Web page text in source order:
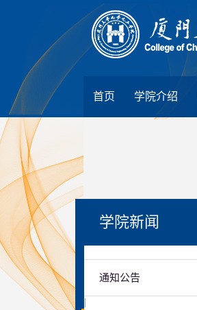
首页 学院介绍
学院新闻
通知公告